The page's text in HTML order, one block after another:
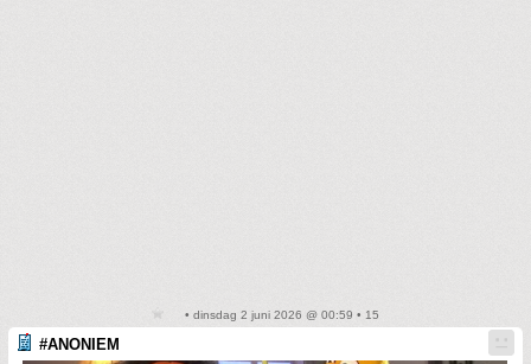
• dinsdag 2 juni 2026 @ 00:59 • 15
#ANONIEM